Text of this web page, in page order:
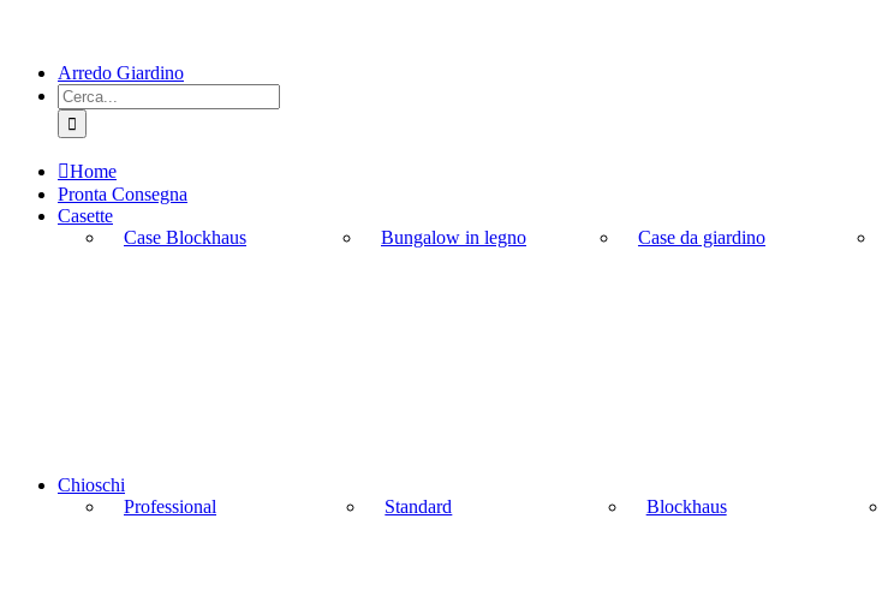
Arredo Giardino
Cerca
per:
Home
Pronta Consegna
Casette
Case Blockhaus
Bungalow in legno Case da giardino
Chioschi
Professional
Standard Blockhaus